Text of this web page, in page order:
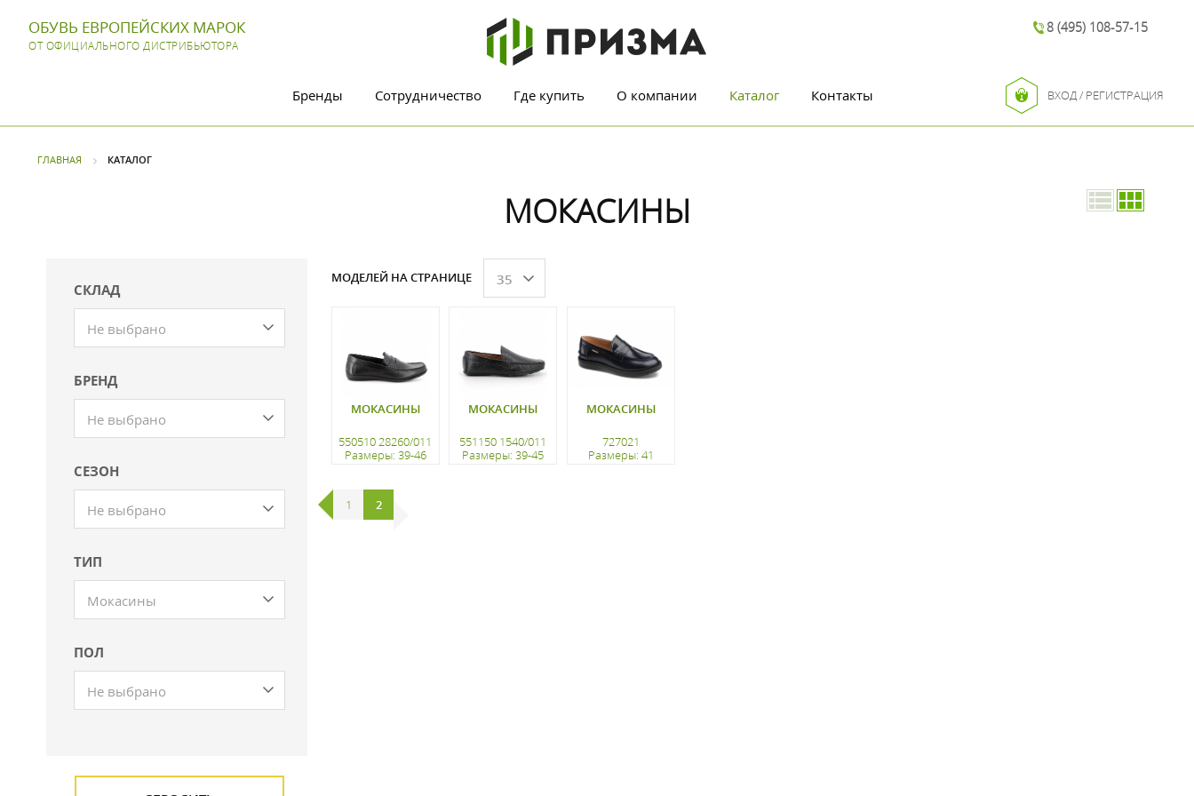
ОБУВЬ ЕВРОПЕЙСКИХ МАРОК
ОТ ОФИЦИАЛЬНОГО ДИСТРИБЬЮТОРА
8 (495) 108-57-15
Бренды Сотрудничество Где купить О компании Каталог Контакты ВХОД / РЕГИСТРАЦИЯ
ГЛАВНАЯ КАТАЛОГ
МОКАСИНЫ
СКЛАД
Не выбрано
БРЕНД
Не выбрано
СЕЗОН
Не выбрано
ТИП
Мокасины
ПОЛ
Не выбрано
МОДЕЛЕЙ НА СТРАНИЦЕ 35
МОКАСИНЫ
550510 28260/011
Размеры: 39-46
регистрацию
МОКАСИНЫ
551150 1540/011
Размеры: 39-45
МОКАСИНЫ
727021
Размеры: 41
1 2